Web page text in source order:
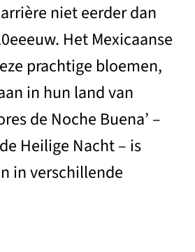
niet eerder dan
Het Mexicaanse
prachtige bloemen,
in hun land van
de Noche Buena’ –
Heilige Nacht – is
in verschillende